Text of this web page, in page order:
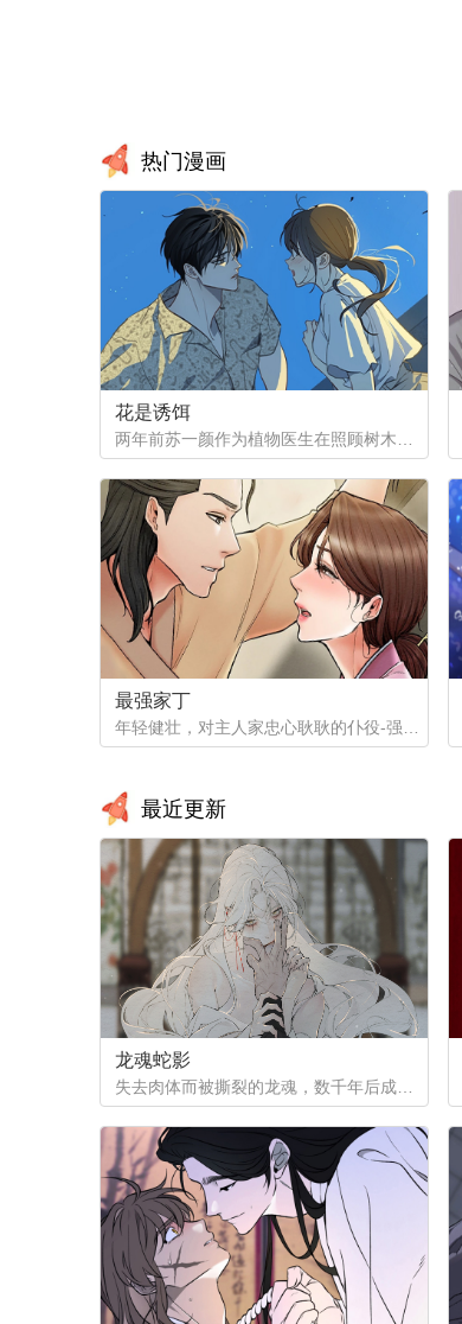
第56章：有什么事你说
第60章：【第二季】不要忍着
第64章：【第二季】误会加深
第68章：【第二季】气氛诱惑
第72章：【第二季】领带的意义
热门漫画
花是诱饵
最强家丁
最近更新
龙魂蛇影